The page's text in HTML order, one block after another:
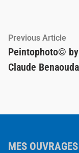
Navigation
de
l’article
Previous Article
Peintophoto©
Claude Benaouda
MES OUVRAGES